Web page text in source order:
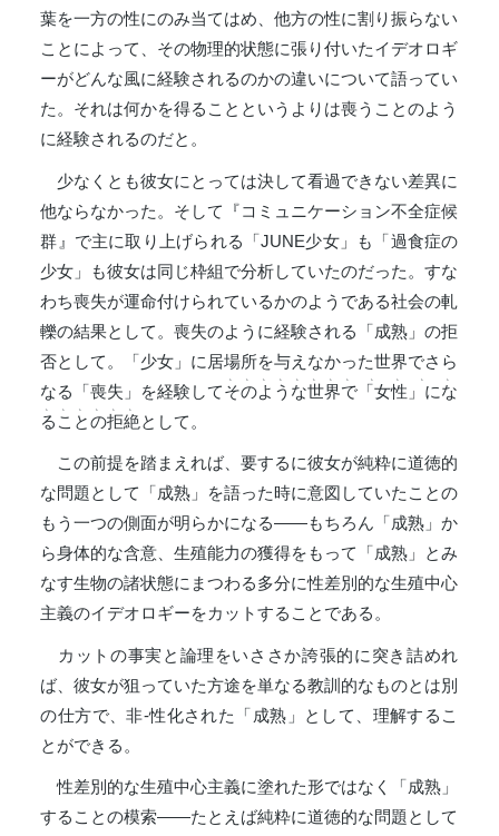
葉を一方の性にのみ当てはめ、他方の性に割り振らない
ことによって、その物理的状態に張り付いたイデオロギ
ーがどんな風に経験されるのかの違いについて語ってい
た。それは何かを得ることというよりは喪うことのよう
に経験されるのだと。
少なくとも彼女にとっては決して看過できない差異に
他ならなかった。そして『コミュニケーション不全症候
群』で主に取り上げられる「JUNE少女」も「過食症の
少女」も彼女は同じ枠組で分析していたのだった。すな
わち喪失が運命付けられているかのようである社会の軋
轢の結果として。喪失のように経験される「成熟」の拒
否として。「少女」に居場所を与えなかった世界でさら
なる「喪失」を経験してそ
、
の
、
よ
、
う
、
な
、
世
、
界
、
で
、
「女
、
性
、
」に
、
な
、
る
、
こ
、
と
、
の
、
拒
、
絶
、
として。
この前提を踏まえれば、要するに彼女が純粋に道徳的
な問題として「成熟」を語った時に意図していたことの
もう一つの側面が明らかになる――もちろん「成熟」か
ら身体的な含意、生殖能力の獲得をもって「成熟」とみ
なす生物の諸状態にまつわる多分に性差別的な生殖中心
主義のイデオロギーをカットすることである。
カットの事実と論理をいささか誇張的に突き詰めれ
ば、彼女が狙っていた方途を単なる教訓的なものとは別
の仕方で、非-性化された「成熟」として、理解するこ
とができる。
性差別的な生殖中心主義に塗れた形ではなく「成熟」
することの模索――たとえば純粋に道徳的な問題として